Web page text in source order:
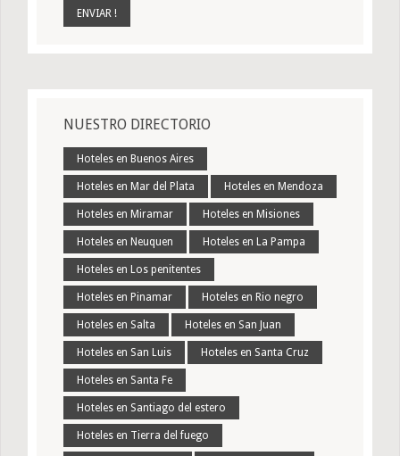
NUESTRO DIRECTORIO
Hoteles en Buenos Aires
Hoteles en Mar del Plata Hoteles en Mendoza
Hoteles en Miramar Hoteles en Misiones
Hoteles en Neuquen Hoteles en La Pampa
Hoteles en Los penitentes
Hoteles en Pinamar Hoteles en Rio negro
Hoteles en Salta Hoteles en San Juan
Hoteles en San Luis Hoteles en Santa Cruz
Hoteles en Santa Fe
Hoteles en Santiago del estero
Hoteles en Tierra del fuego